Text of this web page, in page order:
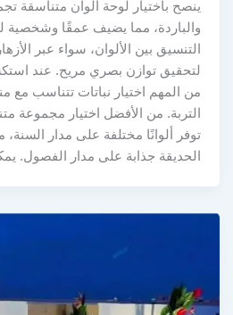
ينصح باختيار لوحة ألوان متناسقة
والباردة، مما يضيف عمقًا وشخصية
التنسيق بين الألوان، سواء عبر
لتحقيق توازن بصري مريح. عند
من المهم اختيار نباتات تتناسب
التربة. من الأفضل اختيار مجموعة
توفر ألوانًا مختلفة على مدار
الحديقة جذابة على مدار الفصول.